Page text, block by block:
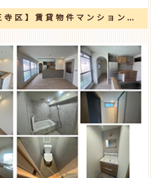
【大阪市天王寺区】賃貸物件マンションの改修工事